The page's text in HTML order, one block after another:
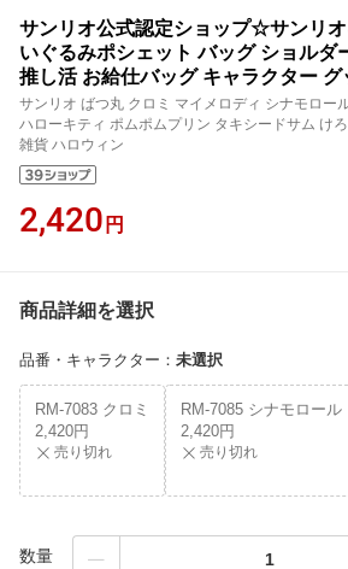
サンリオ公式認定ショップ☆サンリ
いぐるみポシェット バッグ ショルダ
推し活 お給仕バッグ キャラクター グ
サンリオ ばつ丸 クロミ マイメロディ シナモロー
ハローキティ ポムポムプリン タキシードサム け
雑貨 ハロウィン
2,420 円
商品詳細を選択
品番・キャラクター ： 未選択
RM-7083 クロミ
2,420円
売り切れ
RM-7085 シナモロール
2,420円
売り切れ
数量